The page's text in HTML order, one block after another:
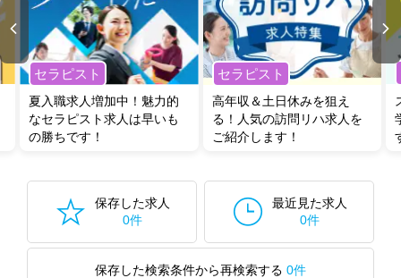
セラピスト
夏入職求人増加中！魅力的
なセラピスト求人は早いも
の勝ちです！
セラピスト
高年収＆土日休みを狙え
る！人気の訪問リハ求人を
ご紹介します！
保存した求人
0件
最近見た求人
0件
保存した検索条件から再検索する 0件